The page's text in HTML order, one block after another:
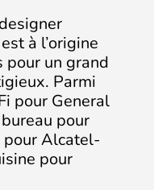
à l’origine
un grand
Parmi
pour General
pour
pour Alcatel-
pour